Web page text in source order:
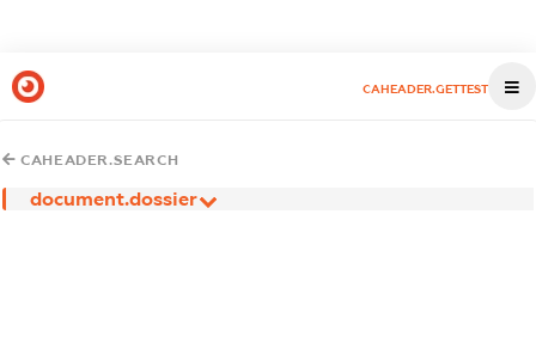
CAHEADER.GETTEST
CAHEADER.SEARCH
document.dossier